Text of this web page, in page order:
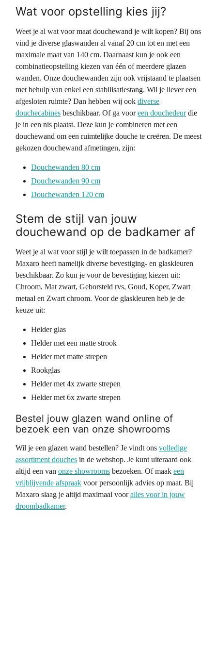
Wat voor opstelling kies jij?
Weet je al wat voor maat douchewand je wilt kopen? Bij ons
vind je diverse glaswanden al vanaf 20 cm tot en met een
maximale maat van 140 cm. Daarnaast kun je ook een
combinatieopstelling kiezen van één of meerdere glazen
wanden. Onze douchewanden zijn ook vrijstaand te plaatsen
met behulp van enkel een stabilisatiestang. Wil je liever een
afgesloten ruimte? Dan hebben wij ook diverse
douchecabines beschikbaar. Of ga vooreen douchedeurdie
je in een nis plaatst. Deze kun je combineren met een
douchewand om een ruimtelijke douche te creëren. De meest
gekozen douchewand afmetingen, zijn:
Douchewanden 80 cm
Douchewanden 90 cm
Douchewanden 120 cm
Stem de stijl van jouw
douchewand op de badkamer af
Weet je al wat voor stijl je wilt toepassen in de badkamer?
Maxaro heeft namelijk diverse bevestiging- en glaskleuren
beschikbaar. Zo kun je voor de bevestiging kiezen uit:
Chroom, Mat zwart, Geborsteld rvs, Goud, Koper, Zwart
metaal en Zwart chroom. Voor de glaskleuren heb je de
keuze uit:
Helder glas
Helder met een matte strook
Helder met matte strepen
Rookglas
Helder met 4x zwarte strepen
Helder met 6x zwarte strepen
Bestel jouw glazen wand online of
bezoek een van onze showrooms
Wil je een glazen wand bestellen? Je vindt ons volledige
assortiment douches in de webshop. Je kunt uiteraard ook
altijd een van onze showrooms bezoeken. Of maak een
vrijblijvende afspraak voor persoonlijk advies op maat. Bij
Maxaro slaag je altijd maximaal vooralles voor in jouw
droombadkamer.